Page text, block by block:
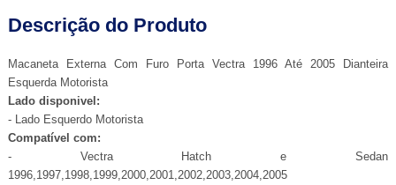
Descrição do Produto
Macaneta Externa Com Furo Porta Vectra 1996 Até 2005 Dianteira
Esquerda Motorista
Lado disponivel:
- Lado Esquerdo Motorista
Compatível com:
- Vectra Hatch e Sedan
1996,1997,1998,1999,2000,2001,2002,2003,2004,2005